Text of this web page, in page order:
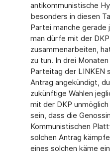
antikommunistische
besonders in diesen
Partei manche
man dürfe mit der
zusammenarbeiten,
zu tun. In drei
Parteitag der LINKEN
Antrag angekündigt,
zukünftige Wahlen
mit der DKP
sein, dass die
Kommunistischen
solchen Antrag
eines solchen käme